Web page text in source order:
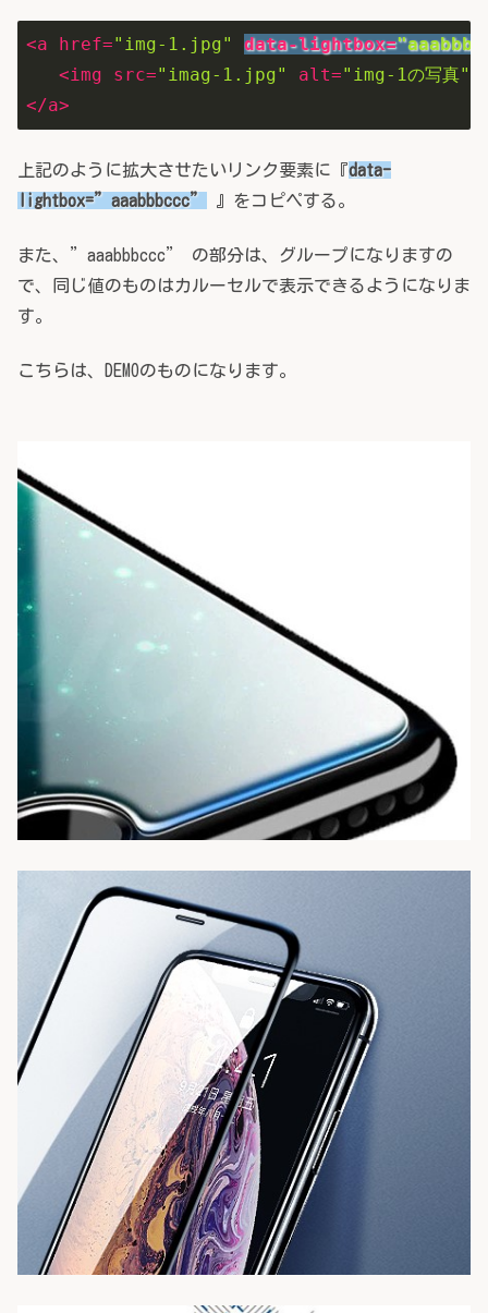
<a href="img-1.jpg" data-lightbox=
<img src="imag-1.jpg" alt="img-1の写真"
</a>
上記のように拡大させたいリンク要素に『data-
lightbox=”aaabbbccc”
』をコピペする。
また、”aaabbbccc” の部分は、グループになりますの
で、同じ値のものはカルーセルで表示できるようになりま
す。
こちらは、DEMOのものになります。